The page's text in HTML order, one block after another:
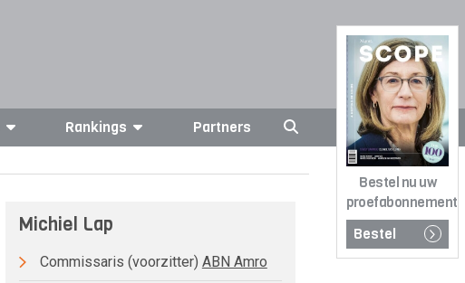
Bestel nu uw
proefabonnement
Bestel
Rankings Partners
Michiel Lap
Commissaris (voorzitter) ABN Amro